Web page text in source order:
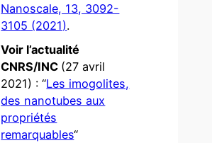
Nanoscale, 13, 3092-
3105 (2021).
Voir l’actualité
CNRS/INC (27 avril
2021) : “Les imogolites,
des nanotubes aux
propriétés
remarquables“